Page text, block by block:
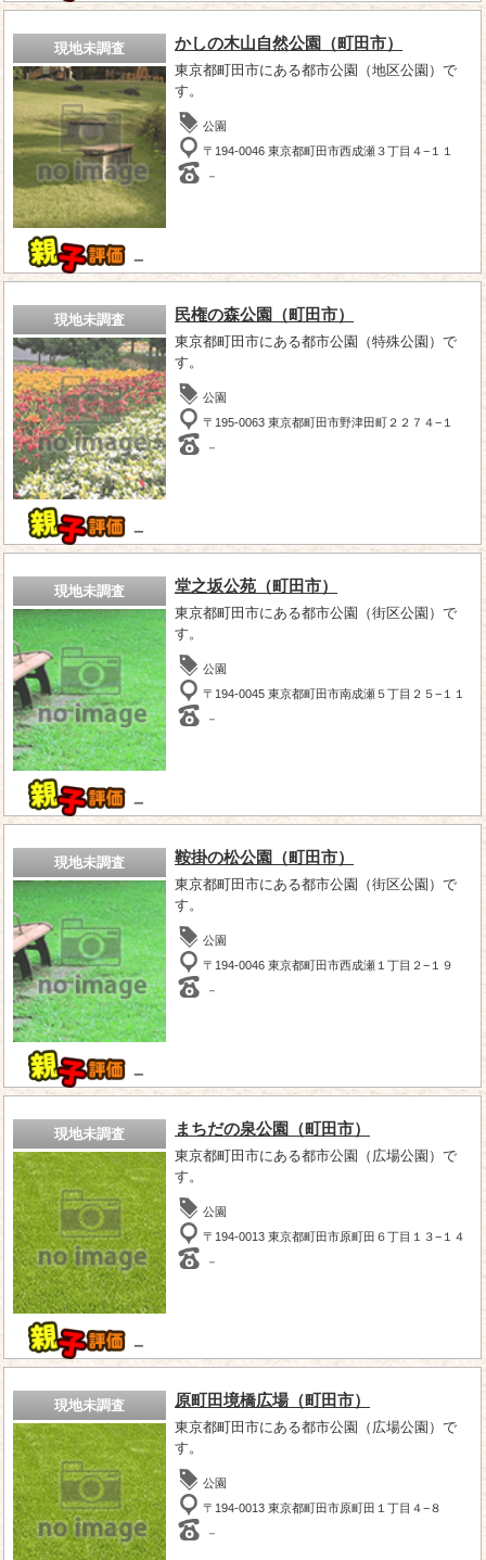
現地未調査
－
かしの木山自然公園（町田市）
東京都町田市にある都市公園（地区公園）で
す。
公園
〒194-0046 東京都町田市西成瀬３丁目４−１１
－
現地未調査
－
民権の森公園（町田市）
東京都町田市にある都市公園（特殊公園）で
す。
公園
〒195-0063 東京都町田市野津田町２２７４−１
－
現地未調査
－
堂之坂公苑（町田市）
東京都町田市にある都市公園（街区公園）で
す。
公園
〒194-0045 東京都町田市南成瀬５丁目２５−１１
－
現地未調査
－
鞍掛の松公園（町田市）
東京都町田市にある都市公園（街区公園）で
す。
公園
〒194-0046 東京都町田市西成瀬１丁目２−１９
－
現地未調査
－
まちだの泉公園（町田市）
東京都町田市にある都市公園（広場公園）で
す。
公園
〒194-0013 東京都町田市原町田６丁目１３−１４
－
現地未調査 原町田境橋広場（町田市）
東京都町田市にある都市公園（広場公園）で
す。
公園
〒194-0013 東京都町田市原町田１丁目４−８
－